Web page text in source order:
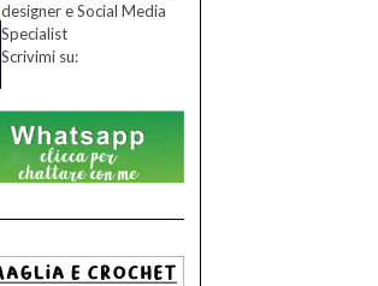
designer e Social Media
Specialist
Scrivimi su: